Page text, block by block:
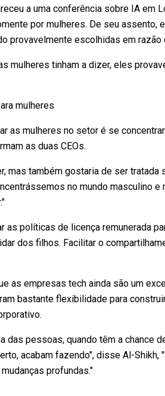
a uma conferência sobre IA em
por mulheres. De seu assento,
provavelmente escolhidas em razão
mulheres tinham a dizer, eles
mulheres
as mulheres no setor é se
as duas CEOs.
mas também gostaria de ser
no mundo masculino
as políticas de licença remunerada
dos filhos. Facilitar o
as empresas tech ainda são um
bastante flexibilidade para
das pessoas, quando têm a chance
acabam fazendo", disse Al-
profundas."